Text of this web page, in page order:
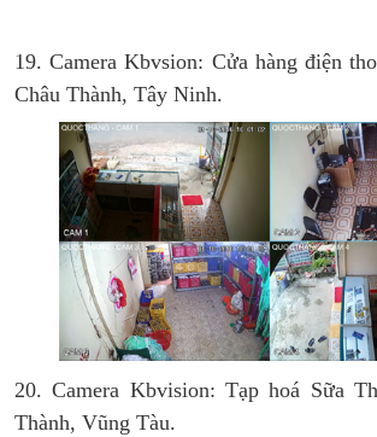
19. Camera Kbvsion: Cửa hàng điện
Châu Thành, Tây Ninh.
20. Camera Kbvision: Tạp hoá Sữa
Thành, Vũng Tàu.